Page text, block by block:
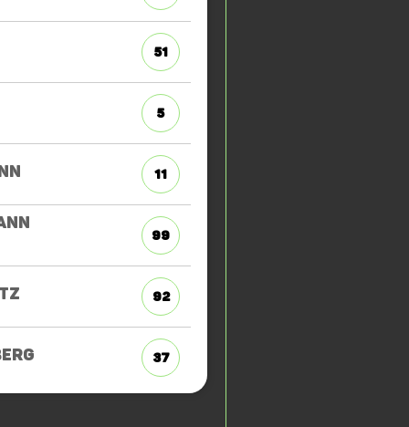
51
5
11
99
92
37